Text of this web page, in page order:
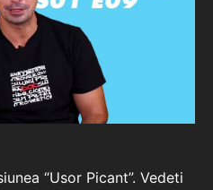
“Usor Picant”. Vedeti